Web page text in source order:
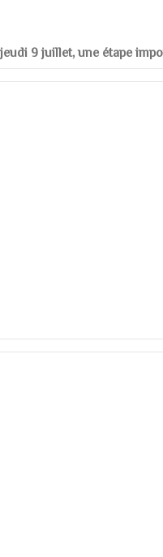
9 juillet, une étape